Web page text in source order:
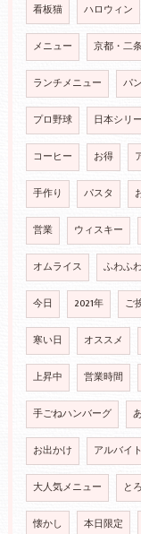
看板猫 ハロウィン
メニュー 京都・二
ランチメニュー パ
プロ野球 日本シリ
コーヒー お得
手作り パスタ
営業 ウィスキー
オムライス ふわふ
今日 2021年 ご
寒い日 オススメ
上昇中 営業時間
手ごねハンバーグ
お出かけ アルバイ
大人気メニュー と
懐かし 本日限定